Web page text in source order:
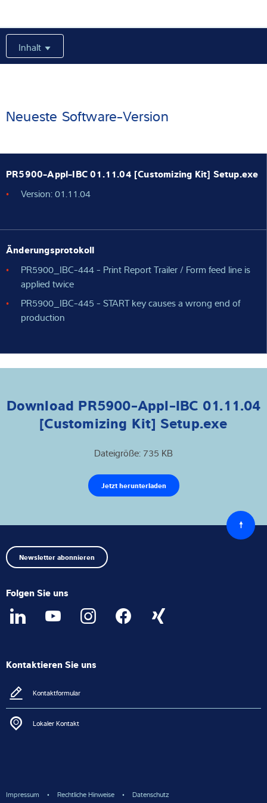
Über uns
Inhalt
Neueste Software-Version
PR5900-Appl-IBC 01.11.04 [Customizing Kit] Setup.exe
Version: 01.11.04
Änderungsprotokoll
PR5900_IBC-444 - Print Report Trailer / Form feed line is
applied twice
PR5900_IBC-445 - START key causes a wrong end of
production
Download PR5900-Appl-IBC 01.11.04
[Customizing Kit] Setup.exe
Dateigröße: 735 KB
Jetzt herunterladen
Zurück
zum
Anfang
Newsletter abonnieren
Folgen Sie uns
Kontaktieren Sie uns
Kontaktformular
Lokaler Kontakt
Impressum Rechtliche Hinweise
Datenschutz